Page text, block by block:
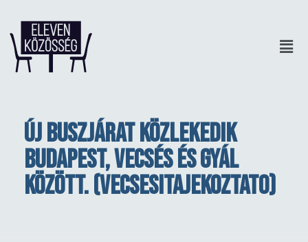
Új buszjárat közlekedik
Budapest, Vecsés és Gyál
között. (vecsesitajekoztato)